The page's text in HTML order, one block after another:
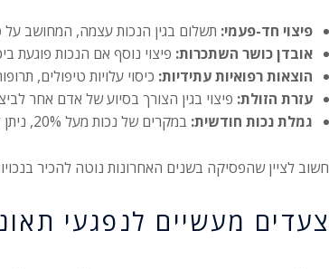
פיצוי חד-פעמי: תשלום בגין הנכות עצמה, המחושב על פי טבלה קבועה בחוק. לדוגמה, נכות של
אובדן כושר השתכרות: פיצוי נוסף אם הנכות
הוצאות רפואיות עתידיות: כיסוי עלויות טיפולים,
עזרת הזולת: פיצוי בגין הצורך בסיוע של אדם אחר
גמלת נכות חודשית: במקרים של נכות מעל 20%, ניתן לקבל גמלה חודשית מהביטוח הלאומי לכל החיים.
חשוב לציין שהפסיקה בשנים האחרונות נוטה להכיר
צעדים מעשיים לנפגעי